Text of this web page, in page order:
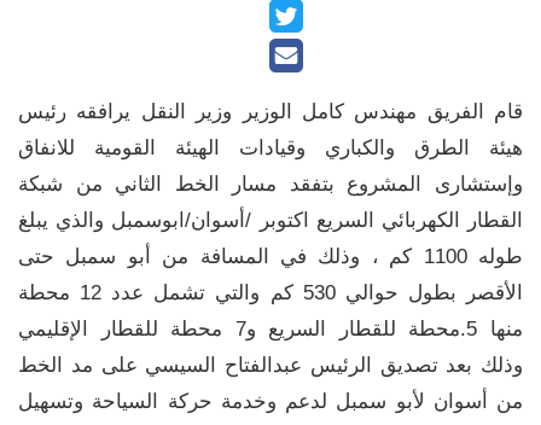
قام الفريق مهندس كامل الوزير وزير النقل يرافقه رئيس
هيئة الطرق والكباري وقيادات الهيئة القومية للانفاق
وإستشارى المشروع بتفقد مسار الخط الثاني من شبكة
القطار الكهربائي السريع اكتوبر /أسوان/ابوسمبل والذي يبلغ
طوله 1100 كم ، وذلك في المسافة من أبو سمبل حتى
الأقصر بطول حوالي 530 كم والتي تشمل عدد 12 محطة
منها 5.محطة للقطار السريع و7 محطة للقطار الإقليمي
وذلك بعد تصديق الرئيس عبدالفتاح السيسي على مد الخط
من أسوان لأبو سمبل لدعم وخدمة حركة السياحة وتسهيل